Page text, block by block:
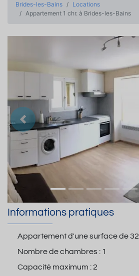
Brides-les-Bains
Locations
Appartement 1 chr. à Brides-les-Bains
Précedent
Informations pratiques
Appartement d'une surface de
Nombre de chambres : 1
Capacité maximum :2